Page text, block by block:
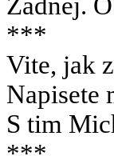
***
Vite, jak
Napisete
S tim